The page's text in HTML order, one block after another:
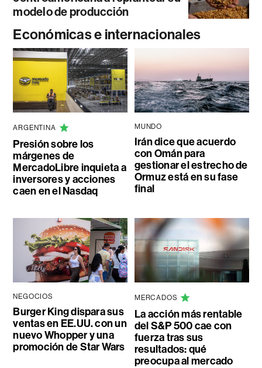
modelo de producción
Económicas e internacionales
ARGENTINA
Presión sobre los
márgenes de
MercadoLibre inquieta a
inversores y acciones
caen en el Nasdaq
MUNDO
Irán dice que acuerdo
con Omán para
gestionar el estrecho de
Ormuz está en su fase
final
NEGOCIOS
Burger King dispara sus
ventas en EE.UU. con un
nuevo Whopper y una
promoción de Star Wars
MERCADOS
La acción más rentable
del S&P 500 cae con
fuerza tras sus
resultados: qué
preocupa al mercado